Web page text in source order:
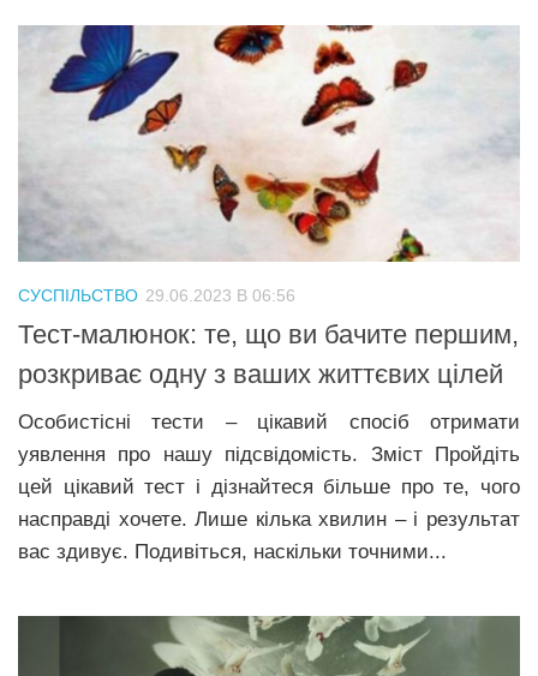
СУСПІЛЬСТВО 29.06.2023 В 06:56
Тест-малюнок: те, що ви бачите першим,
розкриває одну з ваших життєвих цілей
Особистісні тести – цікавий спосіб отримати
уявлення про нашу підсвідомість. Зміст Пройдіть
цей цікавий тест і дізнайтеся більше про те, чого
насправді хочете. Лише кілька хвилин – і результат
вас здивує. Подивіться, наскільки точними...